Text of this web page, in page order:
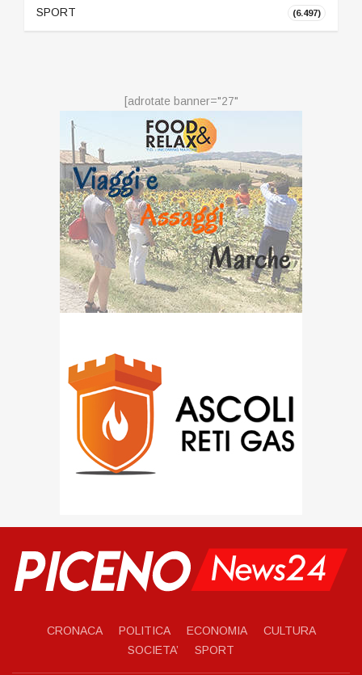
SPORT (6.497)
[adrotate banner="27"
CRONACA POLITICA ECONOMIA
CULTURA
SOCIETA’
SPORT